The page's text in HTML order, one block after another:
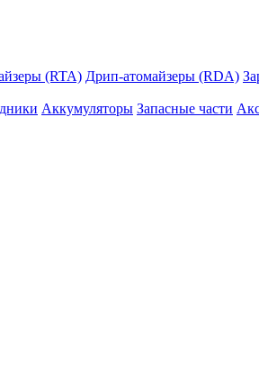
(RTA) Дрип-атомайзеры (RDA)
Аккумуляторы Запасные части